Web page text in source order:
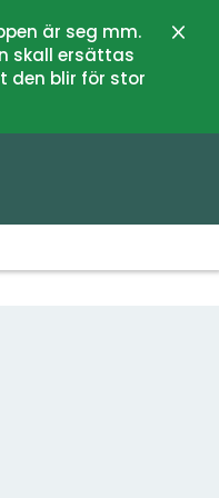
är seg mm.
skall ersättas
den blir för stor